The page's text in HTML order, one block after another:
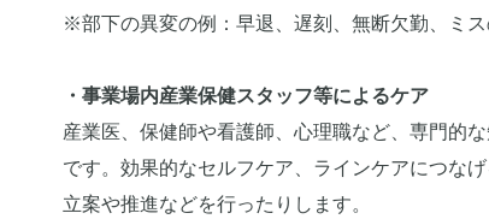
※部下の異変の例：早退、遅刻、無断欠勤、ミ
・事業場内産業保健スタッフ等によるケア
産業医、保健師や看護師、心理職など、専門的
です。効果的なセルフケア、ラインケアにつな
立案や推進などを行ったりします。